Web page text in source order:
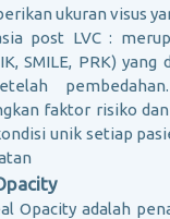
ukuran visus
post LVC :
SMILE, PRK)
faktor risiko
unik setiap
Opacity adalah